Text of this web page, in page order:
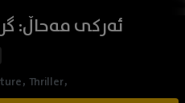
ئەرکی مەحاڵ:
, Thriller,